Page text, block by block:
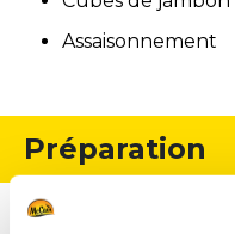
Assaisonnement
Préparation